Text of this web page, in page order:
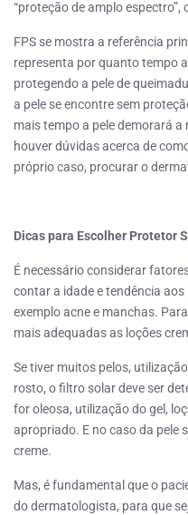
“proteção de amplo espectro”,
FPS se mostra a referência
representa por quanto tempo
protegendo a pele de
a pele se encontre sem
mais tempo a pele demorará
houver dúvidas acerca de
próprio caso, procurar o
Dicas para Escolher Protetor
É necessário considerar
contar a idade e tendência
exemplo acne e manchas.
mais adequadas as loções
Se tiver muitos pelos,
rosto, o filtro solar deve ser
for oleosa, utilização do gel,
apropriado. E no caso da pele
creme.
Mas, é fundamental que o
do dermatologista, para que